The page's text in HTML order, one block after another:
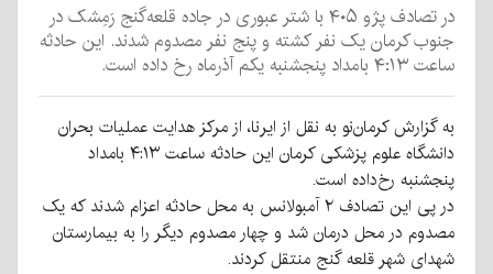
در تصادف پژو ۴۰۵ با شتر عبوری در جاده قلعه‌گنج رَمِشک در
جنوب کرمان یک نفر کشته و پنج نفر مصدوم شدند. این حادثه
ساعت ۴:۱۳ بامداد پنجشنبه یکم آذرماه رخ داده است.
به گزارش کرمان‌نو به نقل از ایرنا، از مرکز هدایت عملیات بحران
دانشگاه علوم پزشکی کرمان این حادثه ساعت ۴:۱۳ بامداد
پنجشنبه رخ‌داده است.
در پی این تصادف ۲ آمبولانس به محل حادثه اعزام شدند که یک
مصدوم در محل درمان شد و چهار مصدوم دیگر را به بیمارستان
شهدای شهر قلعه گنج منتقل کردند.